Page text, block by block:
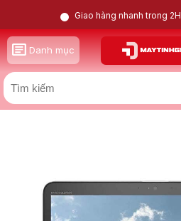
Giao hàng nhanh trong
Danh mục GỌI LẠI
HP Elitebook Folio 1040 G3 i7
| 8GB | 256GB |